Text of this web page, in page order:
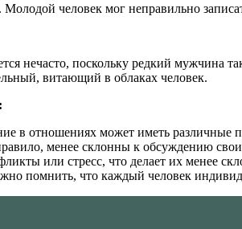
Молодой человек мог неправильно
нечасто, поскольку редкий мужчина
витающий в облаках человек.
в отношениях может иметь различные
менее склонны к обсуждению
или стресс, что делает их менее
помнить, что каждый человек